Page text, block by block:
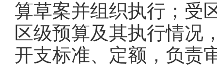
算草案并组织执行；受
区级预算及其执行情况
开支标准、定额，负责